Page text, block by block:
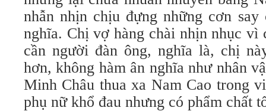
nhẫn nhịn chịu đựng những cơn
nghĩa. Chị vợ hàng chài nhịn nhục vì
cần người đàn ông, nghĩa là, chị
hơn, không hàm ân nghĩa như nhân
Minh Châu thua xa Nam Cao trong
phụ nữ khổ đau nhưng có phẩm chất